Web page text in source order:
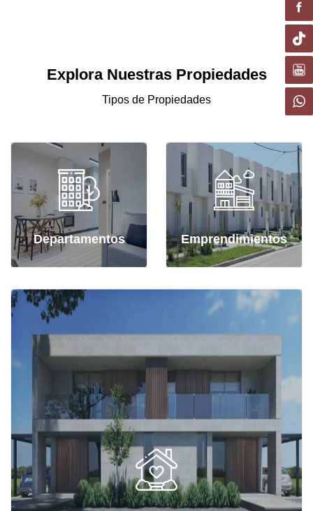
Explora Nuestras Propiedades
Tipos de Propiedades
Departamentos Emprendimientos